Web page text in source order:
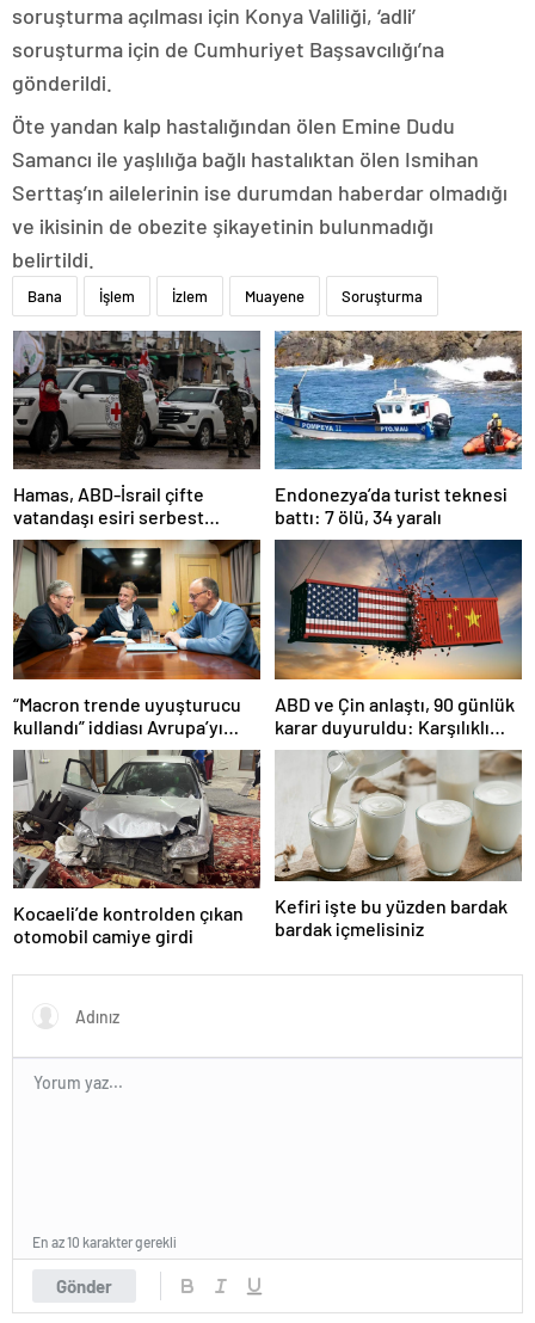
soruşturma açılması için Konya Valiliği, ‘adli’
soruşturma için de Cumhuriyet Başsavcılığı’na
gönderildi.
Öte yandan kalp hastalığından ölen Emine Dudu
Samancı ile yaşlılığa bağlı hastalıktan ölen Ismihan
Serttaş’ın ailelerinin ise durumdan haberdar olmadığı
ve ikisinin de obezite şikayetinin bulunmadığı
belirtildi.
Bana İşlem İzlem Muayene Soruşturma
Hamas, ABD-İsrail çifte
vatandaşı esiri serbest
bırakacağını duyurdu
Endonezya’da turist teknesi
battı: 7 ölü, 34 yaralı
“Macron trende uyuşturucu
kullandı” iddiası Avrupa’yı
karıştırmıştı: Fransa’dan
“peçeteli” yalanlama geldi!
ABD ve Çin anlaştı, 90 günlük
karar duyuruldu: Karşılıklı
tarife indirimi geldi!
Kocaeli’de kontrolden çıkan
otomobil camiye girdi
Kefiri işte bu yüzden bardak
bardak içmelisiniz
Gönder
En az 10 karakter gerekli